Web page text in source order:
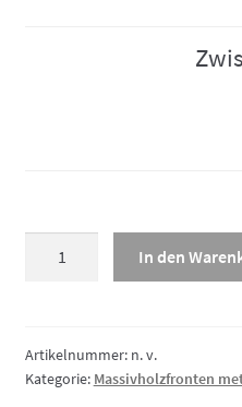
Türe
Menge
In den
Artikelnummer: n. v.
Kategorie: Massivholzfronten